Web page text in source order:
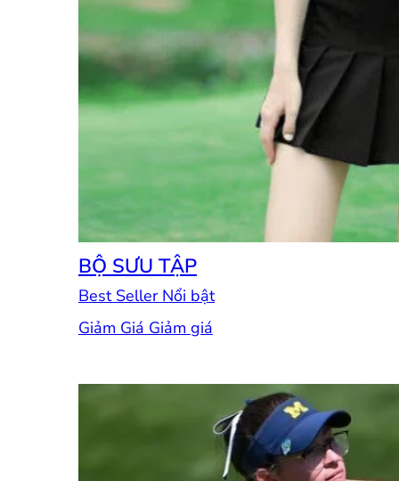
BỘ SƯU TẬP
Best Seller
Giảm Giá